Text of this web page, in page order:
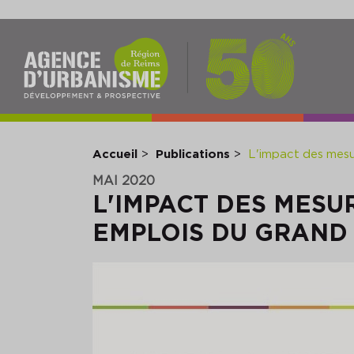
Accueil Publications L'impact des
MAI 2020
L'IMPACT DES
EMPLOIS DU GRAND